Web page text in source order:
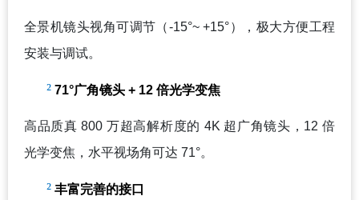
全景机镜头视角可调节（-15°~ +15°），极大方便工程
安装与调试。
² 71°广角镜头 + 12 倍光学变焦
高品质真 800 万超高解析度的 4K 超广角镜头，12 倍
光学变焦，水平视场角可达 71°。
² 丰富完善的接口